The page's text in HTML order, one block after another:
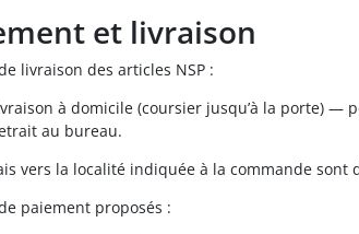
et livraison
livraison des articles NSP :
à domicile (coursier jusqu’à la porte) —
au bureau.
vers la localité indiquée à la commande sont
paiement proposés :